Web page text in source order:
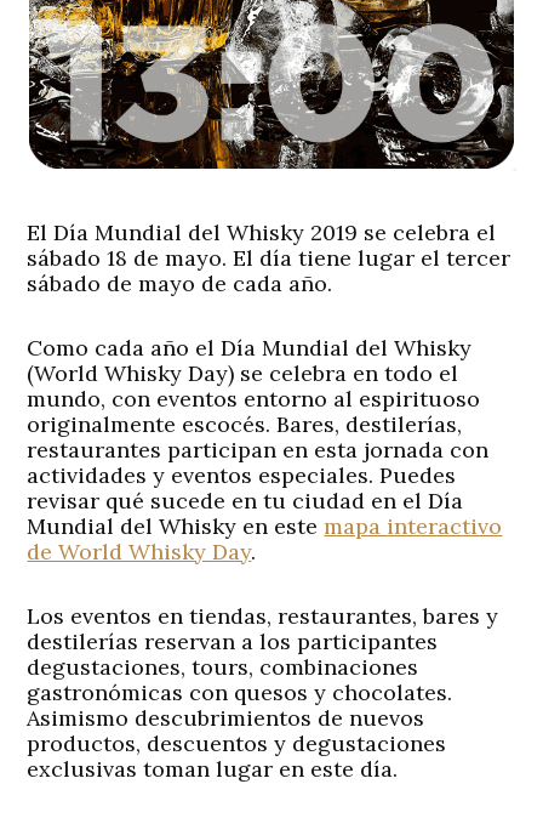
El Día Mundial del Whisky 2019 se celebra el
sábado 18 de mayo. El día tiene lugar el tercer
sábado de mayo de cada año.
Como cada año el Día Mundial del Whisky
(World Whisky Day) se celebra en todo el
mundo, con eventos entorno al espirituoso
originalmente escocés. Bares, destilerías,
restaurantes participan en esta jornada con
actividades y eventos especiales. Puedes
revisar qué sucede en tu ciudad en el Día
Mundial del Whisky en estemapa interactivo
de World Whisky Day.
Los eventos en tiendas, restaurantes, bares y
destilerías reservan a los participantes
degustaciones, tours, combinaciones
gastronómicas con quesos y chocolates.
Asimismo descubrimientos de nuevos
productos, descuentos y degustaciones
exclusivas toman lugar en este día.